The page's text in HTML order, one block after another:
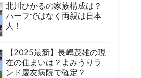
北川ひかるの家族構成は？
ハーフではなく両親は日本
人！
【2025最新】長嶋茂雄の現
在の住まいは？よみうりラ
ンド慶友病院で確定？